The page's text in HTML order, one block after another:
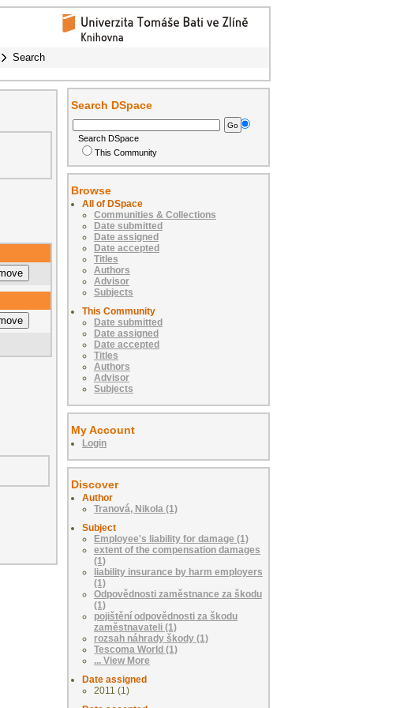
Search
Search DSpace
Search DSpace
This Community
Browse
All of DSpace
Communities & Collections
Date submitted
Date assigned
Date accepted
Titles
Authors
Advisor
Subjects
This Community
Date submitted
Date assigned
Date accepted
Titles
Authors
Advisor
Subjects
My Account
Login
Discover
Author
Tranová, Nikola (1)
Subject
Employee's liability for damage (1)
extent of the compensation damages
(1)
liability insurance by harm employers
(1)
Odpovědnosti zaměstnance za škodu
(1)
pojištění odpovědnosti za škodu
zaměstnavateli (1)
rozsah náhrady škody (1)
Tescoma World (1)
... View More
Date assigned
2011 (1)